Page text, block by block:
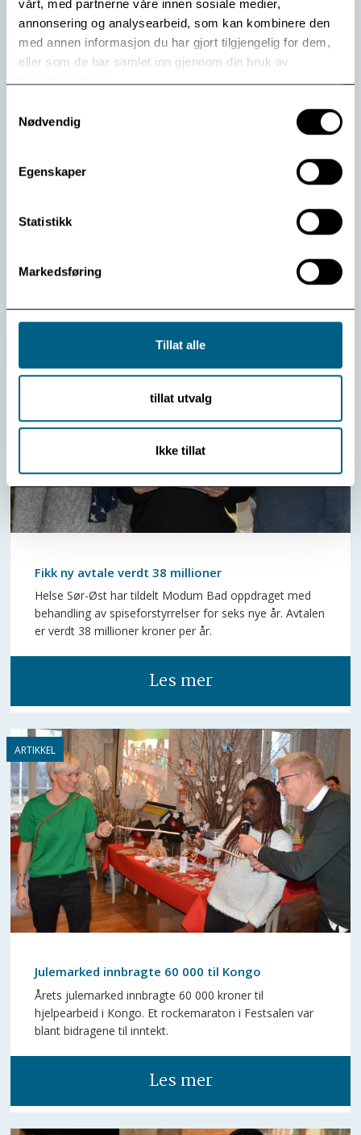
vårt, med partnerne våre innen sosiale medier,
annonsering og analysearbeid, som kan kombinere den
med annen informasjon du har gjort tilgjengelig for dem,
eller som de har samlet inn gjennom din bruk av
tjenestene deres.
Nødvendig
Egenskaper
Statistikk
Markedsføring
Tillat alle
tillat utvalg
Ikke tillat
Alle er hjertelig velkommen til å feire julaftens
gudstjeneste i Olavskirken 24. desember kl 15.
Fikk ny avtale verdt 38 millioner
Helse Sør-Øst har tildelt Modum Bad oppdraget med
behandling av spiseforstyrrelser for seks nye år. Avtalen
er verdt 38 millioner kroner per år.
Les mer
Julemarked innbragte 60 000 til Kongo
Årets julemarked innbragte 60 000 kroner til
hjelpearbeid i Kongo. Et rockemaraton i Festsalen var
blant bidragene til inntekt.
Les mer